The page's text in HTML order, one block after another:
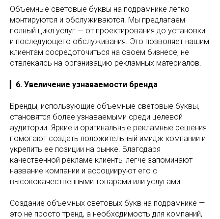
Объемные световые буквы на подрамнике легко
монтируются и обслуживаются. Мы предлагаем
полный цикл услуг — от проектирования до установки
и последующего обслуживания. Это позволяет нашим
клиентам сосредоточиться на своем бизнесе, не
отвлекаясь на организацию рекламных материалов.
6. Увеличение узнаваемости бренда
Бренды, использующие объемные световые буквы,
становятся более узнаваемыми среди целевой
аудитории. Яркие и оригинальные рекламные решения
помогают создать положительный имидж компании и
укрепить ее позиции на рынке. Благодаря
качественной рекламе клиенты легче запоминают
название компании и ассоциируют его с
высококачественными товарами или услугами.
Создание объемных световых букв на подрамнике —
это не просто тренд, а необходимость для компаний,